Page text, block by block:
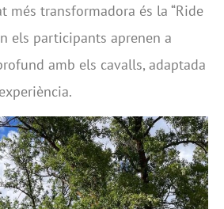
més transformadora és la “Ride
els participants aprenen a
amb els cavalls, adaptada